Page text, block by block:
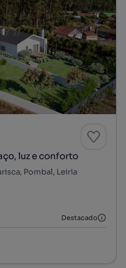
luz e conforto
Pombal, Leiria
Destacado